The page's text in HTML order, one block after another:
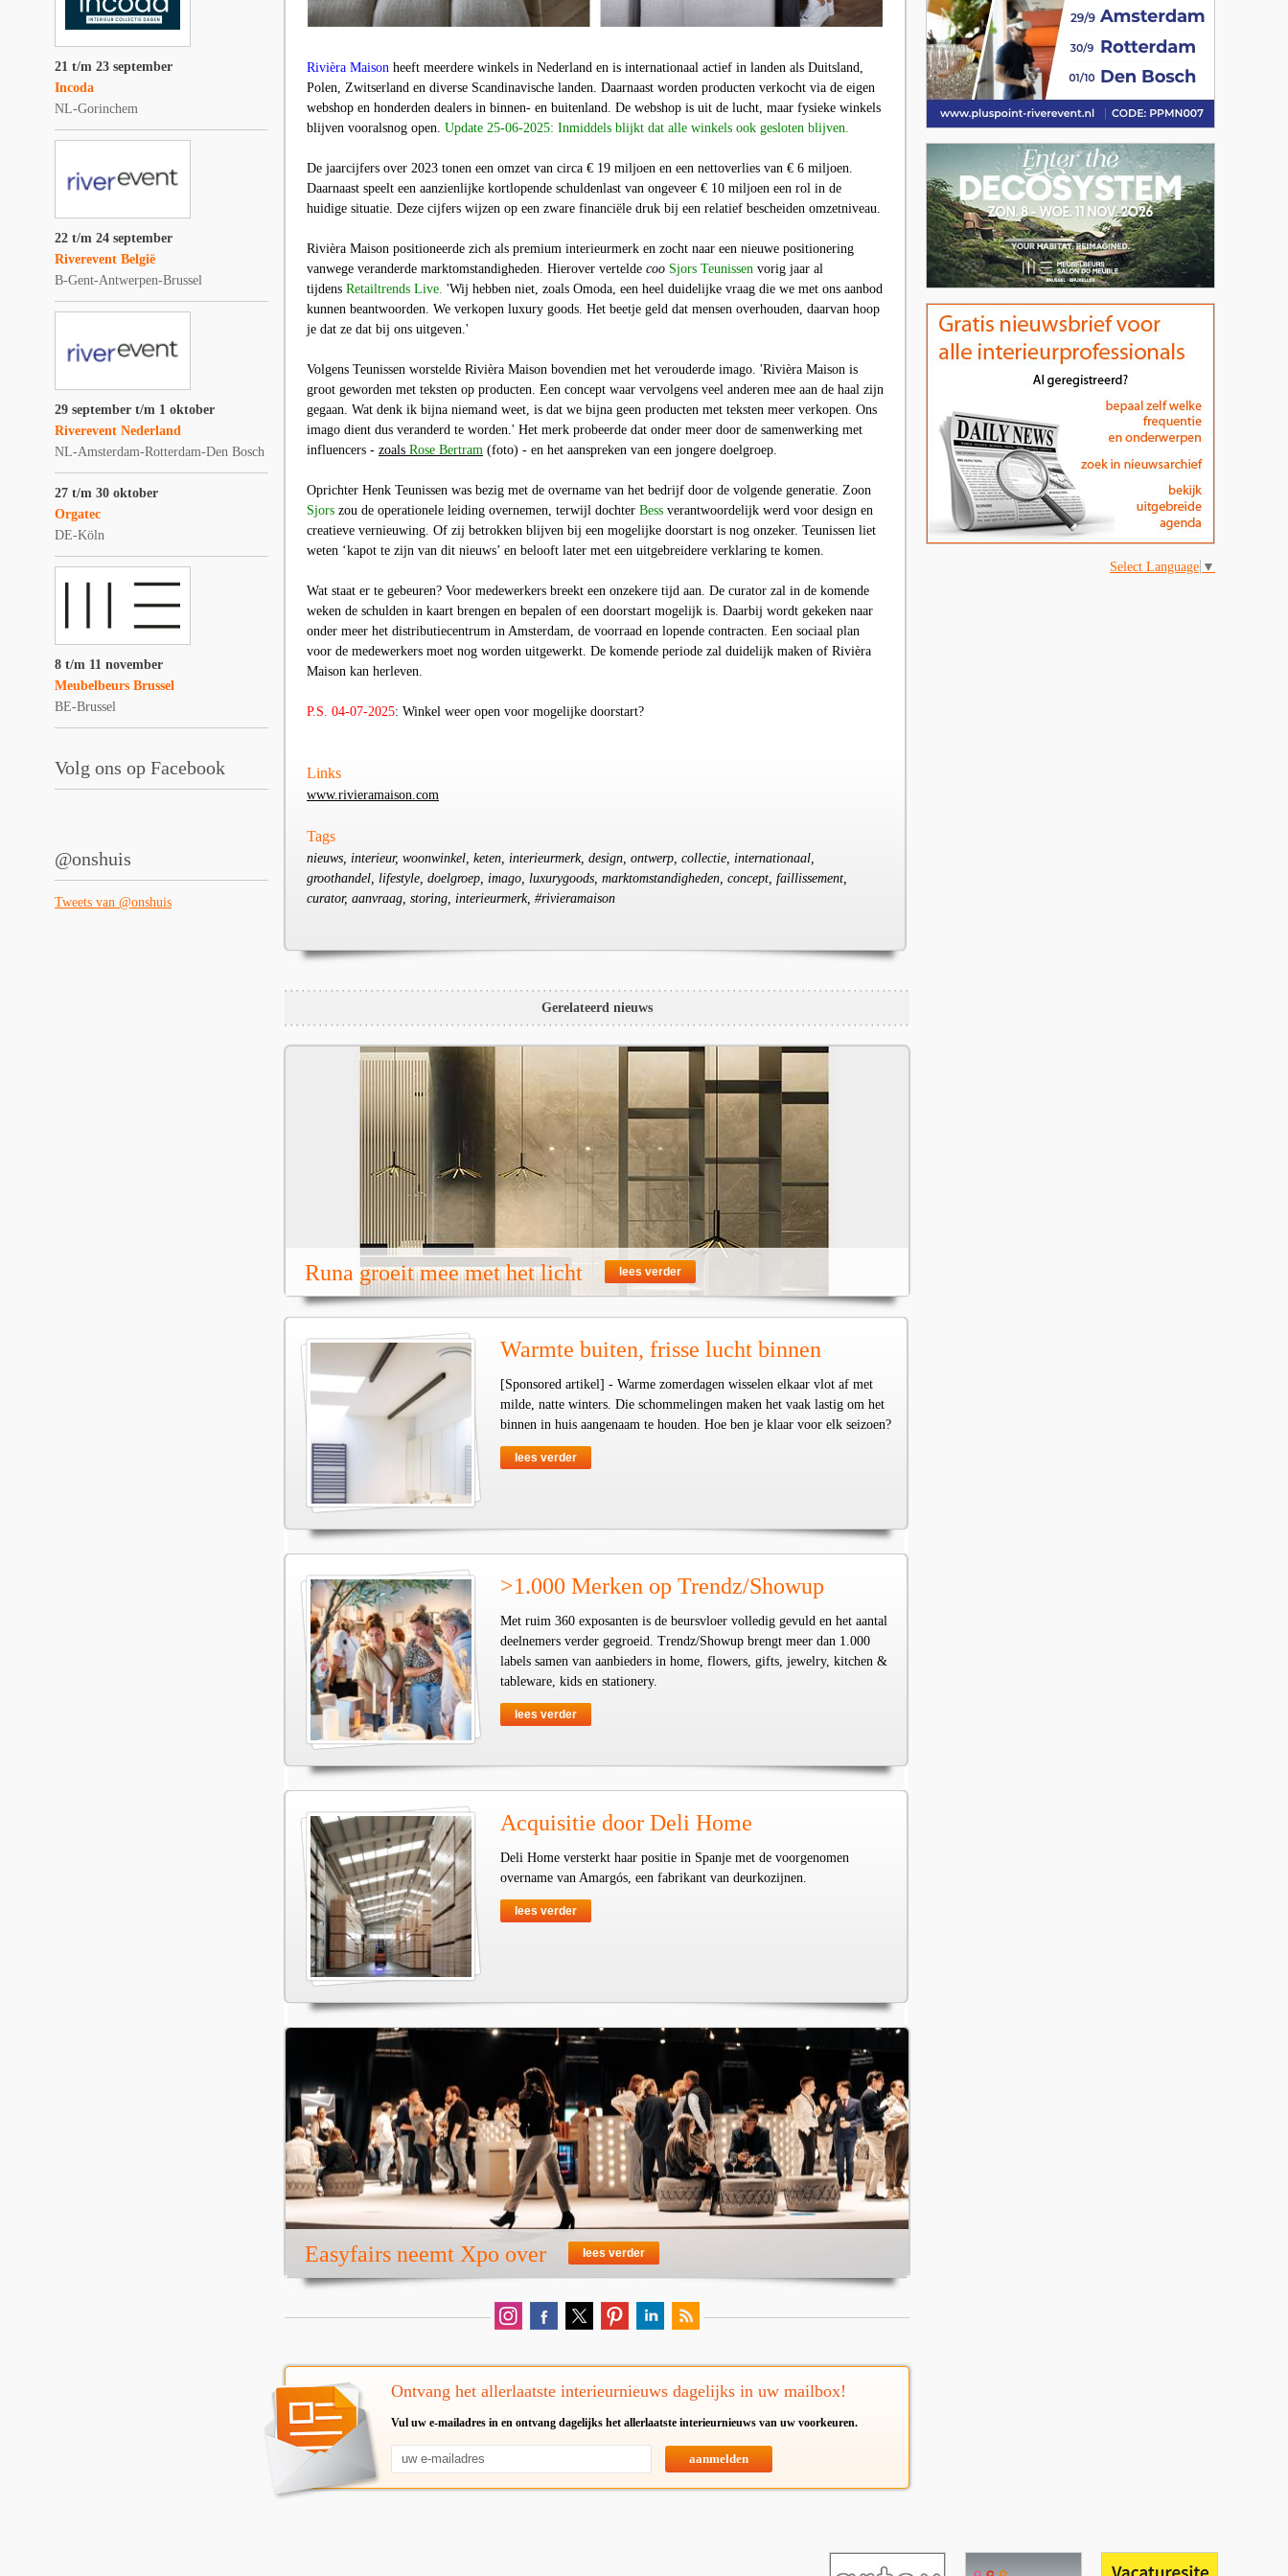
21 t/m 23 september
Incoda
NL-Gorinchem
22 t/m 24 september
Riverevent België
B-Gent-Antwerpen-Brussel
29 september t/m 1 oktober
Riverevent Nederland
NL-Amsterdam-Rotterdam-Den Bosch
27 t/m 30 oktober
Orgatec
DE-Köln
8 t/m 11 november
Meubelbeurs Brussel
BE-Brussel
Volg ons op Facebook
@onshuis
Tweets van @onshuis
Rivièra Maison heeft meerdere winkels in Nederland en is internationaal actief in landen als Duitsland,
Polen, Zwitserland en diverse Scandinavische landen. Daarnaast worden producten verkocht via de eigen
webshop en honderden dealers in binnen- en buitenland. De webshop is uit de lucht, maar fysieke winkels
blijven vooralsnog open. Update 25-06-2025: Inmiddels blijkt dat alle winkels ook gesloten blijven.
De jaarcijfers over 2023 tonen een omzet van circa € 19 miljoen en een nettoverlies van € 6 miljoen.
Daarnaast speelt een aanzienlijke kortlopende schuldenlast van ongeveer € 10 miljoen een rol in de
huidige situatie. Deze cijfers wijzen op een zware financiële druk bij een relatief bescheiden omzetniveau.
Rivièra Maison positioneerde zich als premium interieurmerk en zocht naar een nieuwe positionering
vanwege veranderde marktomstandigheden. Hierover vertelde coo Sjors Teunissen vorig jaar al
tijdens Retailtrends Live. 'Wij hebben niet, zoals Omoda, een heel duidelijke vraag die we met ons aanbod
kunnen beantwoorden. We verkopen luxury goods. Het beetje geld dat mensen overhouden, daarvan hoop
je dat ze dat bij ons uitgeven.'
Volgens Teunissen worstelde Rivièra Maison bovendien met het verouderde imago. 'Rivièra Maison is
groot geworden met teksten op producten. Een concept waar vervolgens veel anderen mee aan de haal zijn
gegaan. Wat denk ik bijna niemand weet, is dat we bijna geen producten met teksten meer verkopen. Ons
imago dient dus veranderd te worden.' Het merk probeerde dat onder meer door de samenwerking met
influencers - zoals Rose Bertram (foto) - en het aanspreken van een jongere doelgroep.
Oprichter Henk Teunissen was bezig met de overname van het bedrijf door de volgende generatie. Zoon
Sjors zou de operationele leiding overnemen, terwijl dochter Bess verantwoordelijk werd voor design en
creatieve vernieuwing. Of zij betrokken blijven bij een mogelijke doorstart is nog onzeker. Teunissen liet
weten ‘kapot te zijn van dit nieuws’ en belooft later met een uitgebreidere verklaring te komen.
Wat staat er te gebeuren? Voor medewerkers breekt een onzekere tijd aan. De curator zal in de komende
weken de schulden in kaart brengen en bepalen of een doorstart mogelijk is. Daarbij wordt gekeken naar
onder meer het distributiecentrum in Amsterdam, de voorraad en lopende contracten. Een sociaal plan
voor de medewerkers moet nog worden uitgewerkt. De komende periode zal duidelijk maken of Rivièra
Maison kan herleven.
P.S. 04-07-2025: Winkel weer open voor mogelijke doorstart?
Links
www.rivieramaison.com
Tags
nieuws, interieur, woonwinkel, keten, interieurmerk, design, ontwerp, collectie, internationaal,
groothandel, lifestyle, doelgroep, imago, luxurygoods, marktomstandigheden, concept, faillissement,
curator, aanvraag, storing, interieurmerk, #rivieramaison
Gerelateerd nieuws
Runa groeit mee met het licht lees verder
Warmte buiten, frisse lucht binnen
[Sponsored artikel] - Warme zomerdagen wisselen elkaar vlot af met
milde, natte winters. Die schommelingen maken het vaak lastig om het
binnen in huis aangenaam te houden. Hoe ben je klaar voor elk seizoen?
lees verder
>1.000 Merken op Trendz/Showup
Met ruim 360 exposanten is de beursvloer volledig gevuld en het aantal
deelnemers verder gegroeid. Trendz/Showup brengt meer dan 1.000
labels samen van aanbieders in home, flowers, gifts, jewelry, kitchen &
tableware, kids en stationery.
lees verder
Acquisitie door Deli Home
Deli Home versterkt haar positie in Spanje met de voorgenomen
overname van Amargós, een fabrikant van deurkozijnen.
lees verder
Easyfairs neemt Xpo over lees verder
Ontvang het allerlaatste interieurnieuws dagelijks in uw mailbox!
Vul uw e-mailadres in en ontvang dagelijks het allerlaatste interieurnieuws van uw voorkeuren.
aanmelden
Select Language ▼